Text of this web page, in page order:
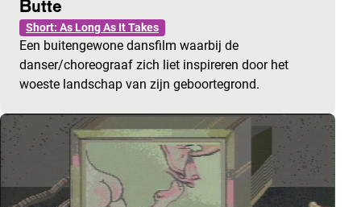
Butte
Short: As Long As It Takes
Een buitengewone dansfilm waarbij de
danser/choreograaf zich liet inspireren door het
woeste landschap van zijn geboortegrond.